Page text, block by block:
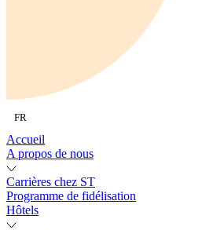
FR
Accueil
A propos de nous
Carrières chez ST
Programme de fidélisation
Hôtels